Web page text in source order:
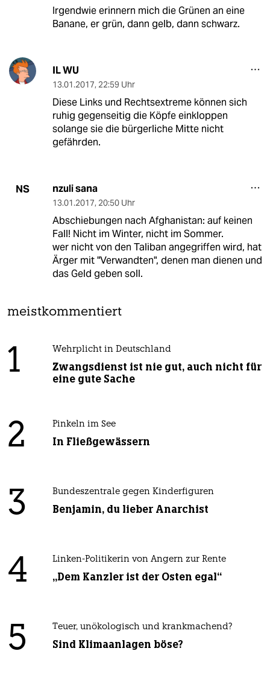
Irgendwie erinnern mich die Grünen an eine
Banane, er grün, dann gelb, dann schwarz.
IL WU
13.01.2017, 22:59 Uhr
Diese Links und Rechtsextreme können sich
ruhig gegenseitig die Köpfe einkloppen
solange sie die bürgerliche Mitte nicht
gefährden.
NS nzuli sana
13.01.2017, 20:50 Uhr
Abschiebungen nach Afghanistan: auf keinen
Fall! Nicht im Winter, nicht im Sommer.
wer nicht von den Taliban angegriffen wird, hat
Ärger mit "Verwandten", denen man dienen und
das Geld geben soll.
meistkommentiert
1 Wehrplicht in Deutschland
Zwangsdienst ist nie gut, auch nicht für
eine gute Sache
2 Pinkeln im See
In Fließgewässern
3 Bundeszentrale gegen Kinderfiguren
Benjamin, du lieber Anarchist
4 Linken-Politikerin von Angern zur Rente
„Dem Kanzler ist der Osten egal“
5 Teuer, unökologisch und krankmachend?
Sind Klimaanlagen böse?